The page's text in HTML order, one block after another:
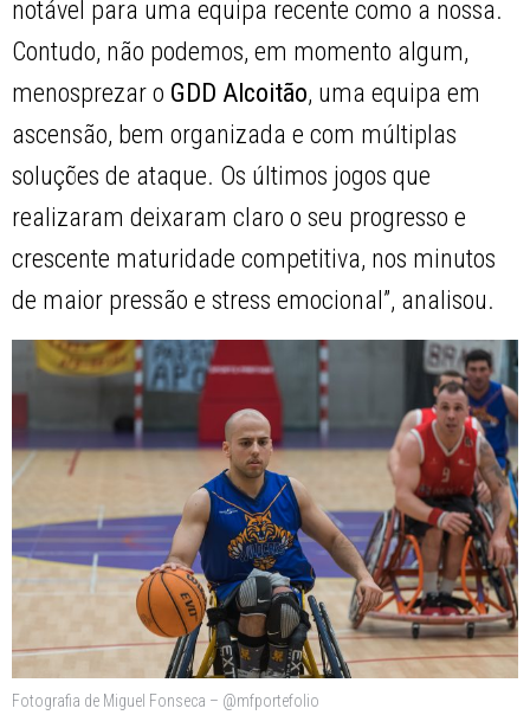
notável para uma equipa recente como a nossa.
Contudo, não podemos, em momento algum,
menosprezar o GDD Alcoitão, uma equipa em
ascensão, bem organizada e com múltiplas
soluções de ataque. Os últimos jogos que
realizaram deixaram claro o seu progresso e
crescente maturidade competitiva, nos minutos
de maior pressão e stress emocional”, analisou.
Fotografia de Miguel Fonseca – @mfportefolio